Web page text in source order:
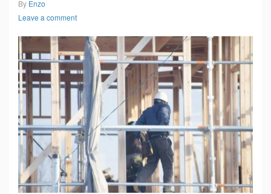
By Enzo
Leave a comment